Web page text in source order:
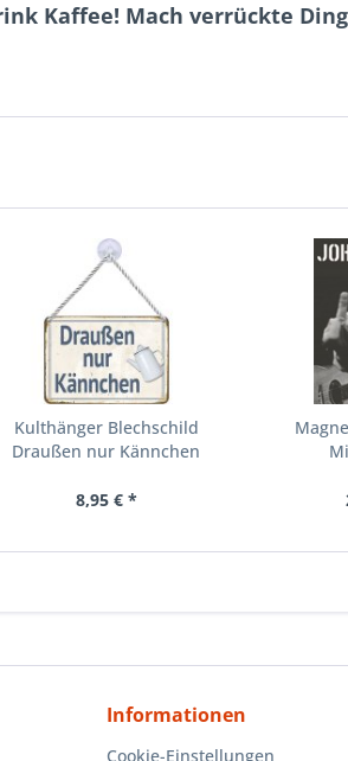
Kaffee! Mach verrückte
Kulthänger Blechschild
Draußen nur Kännchen
8,95 € *
Informationen
Cookie-Einstellungen